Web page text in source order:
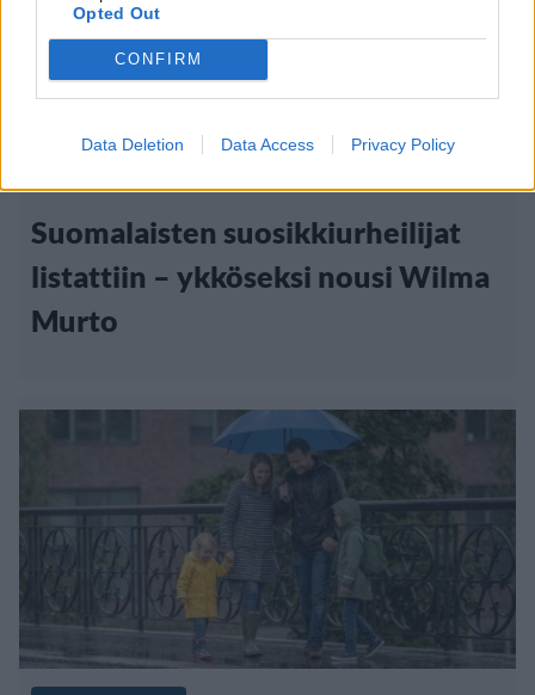
Opted Out
CONFIRM
Data Deletion Data Access Privacy Policy
Urheilu Viihdeuutiset
24.3.2024, 21:00
Suomalaisten suosikkiurheilijat
listattiin – ykköseksi nousi Wilma
Murto